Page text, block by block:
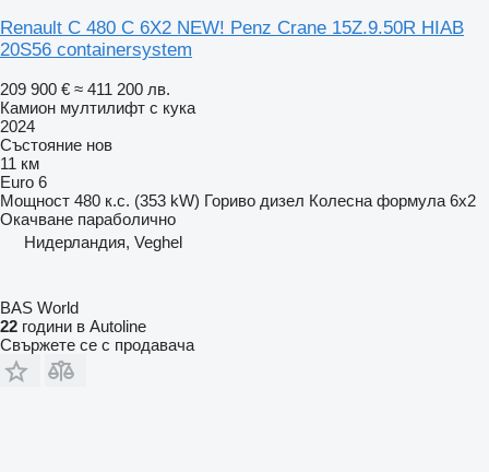
Renault C 480 C 6X2 NEW! Penz Crane 15Z.9.50R HIAB
20S56 containersystem
209 900 € ≈ 411 200 лв.
Камион мултилифт с кука
2024
Състояние нов
11 км
Euro 6
Мощност 480 к.с. (353 kW) Гориво дизел Колесна формула 6x2
Окачване параболично
Нидерландия, Veghel
BAS World
22 години в Autoline
Свържете се с продавача